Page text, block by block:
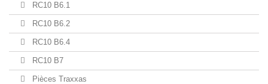
RC10 B6.1
RC10 B6.2
RC10 B6.4
RC10 B7
Pièces Traxxas